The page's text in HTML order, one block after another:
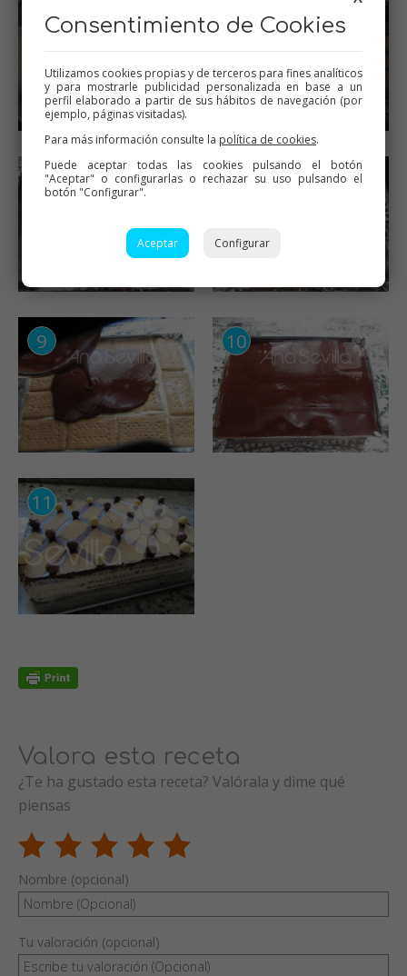
Valora esta receta
¿Te ha gustado esta receta? Valórala y dime qué
piensas
Nombre (opcional)
Tu valoración (opcional)
Consentimiento de Cookies
Utilizamos cookies propias y de terceros para fines analíticos
y para mostrarle publicidad personalizada en base a un
perfil elaborado a partir de sus hábitos de navegación (por
ejemplo, páginas visitadas).
Para más información consulte la política de cookies.
Puede aceptar todas las cookies pulsando el botón
"Aceptar" o configurarlas o rechazar su uso pulsando el
botón "Configurar".
Aceptar Configurar